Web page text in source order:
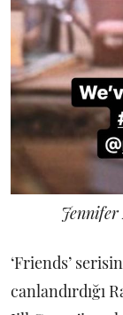
‘Friends’
canlandırdığı